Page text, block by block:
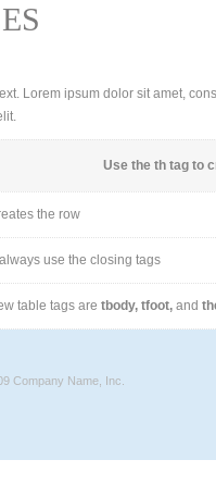
Lorem ipsum dolor sit amet,
Use the th tag to
the row
use the closing tags
table tags are tbody, tfoot, and
Company Name, Inc.